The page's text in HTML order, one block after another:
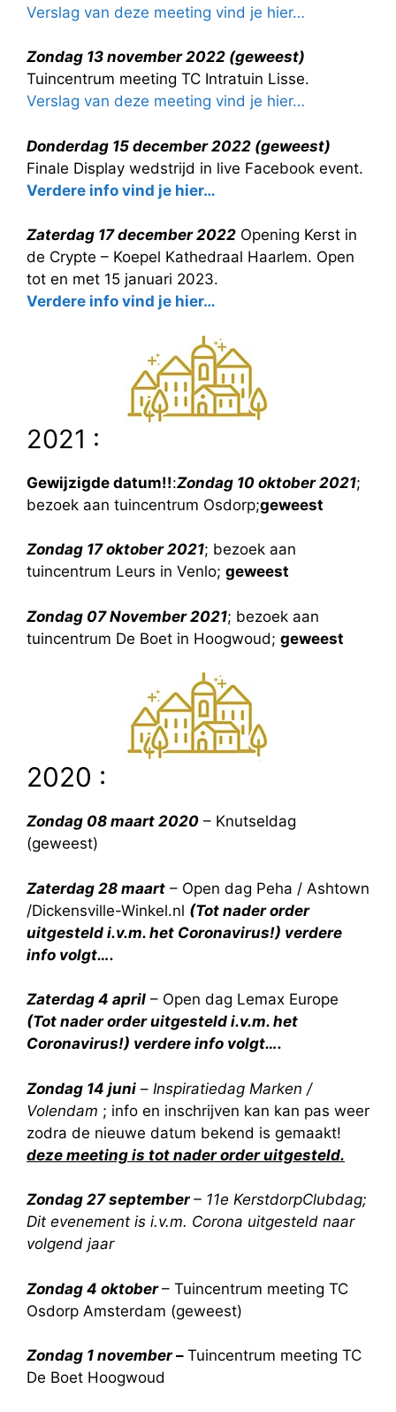
Verslag van deze meeting vind je hier…
Zondag 13 november 2022 (geweest)
Tuincentrum meeting TC Intratuin Lisse.
Verslag van deze meeting vind je hier…
Donderdag 15 december 2022 (geweest)
Finale Display wedstrijd in live Facebook event.
Verdere info vind je hier…
Zaterdag 17 december 2022 Opening Kerst in
de Crypte – Koepel Kathedraal Haarlem. Open
tot en met 15 januari 2023.
Verdere info vind je hier…
2021 :
Gewijzigde datum!!:Zondag 10 oktober 2021;
bezoek aan tuincentrum Osdorp;geweest
Zondag 17 oktober 2021; bezoek aan
tuincentrum Leurs in Venlo; geweest
Zondag 07 November 2021; bezoek aan
tuincentrum De Boet in Hoogwoud; geweest
2020 :
Zondag 08 maart 2020 – Knutseldag
(geweest)
Zaterdag 28 maart – Open dag Peha / Ashtown
/Dickensville-Winkel.nl (Tot nader order
uitgesteld i.v.m. het Coronavirus!) verdere
info volgt….
Zaterdag 4 april – Open dag Lemax Europe
(Tot nader order uitgesteld i.v.m. het
Coronavirus!) verdere info volgt….
Zondag 14 juni – Inspiratiedag Marken /
Volendam ; info en inschrijven kan kan pas weer
zodra de nieuwe datum bekend is gemaakt!
deze meeting is tot nader order uitgesteld.
Zondag 27 september – 11e KerstdorpClubdag;
Dit evenement is i.v.m. Corona uitgesteld naar
volgend jaar
Zondag 4 oktober – Tuincentrum meeting TC
Osdorp Amsterdam (geweest)
Zondag 1 november – Tuincentrum meeting TC
De Boet Hoogwoud